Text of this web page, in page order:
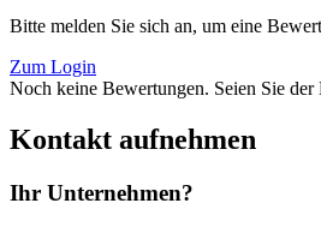
Bitte melden Sie sich an, um eine
Zum Login
Noch keine Bewertungen. Seien Sie der
Kontakt aufnehmen
Ihr Unternehmen?